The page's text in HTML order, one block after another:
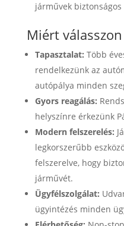
járművek biztonságos
Miért
Tapasztalat: Több
rendelkezünk az
autópálya minden
Gyors reagálás:
helyszínre érkezünk
Modern felszerelés:
legkorszerűbb
felszerelve, hogy
járművét.
Ügyfélszolgálat:
ügyintézés minden